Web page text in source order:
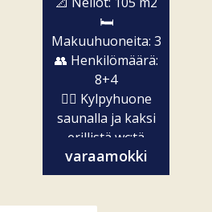
🛏️
Makuuhuoneita: 3
👥 Henkilömäärä:
8+4
🧖‍♀️ Kylpyhuone
saunalla ja kaksi
erillistä wc:tä
✨...
varaamokki